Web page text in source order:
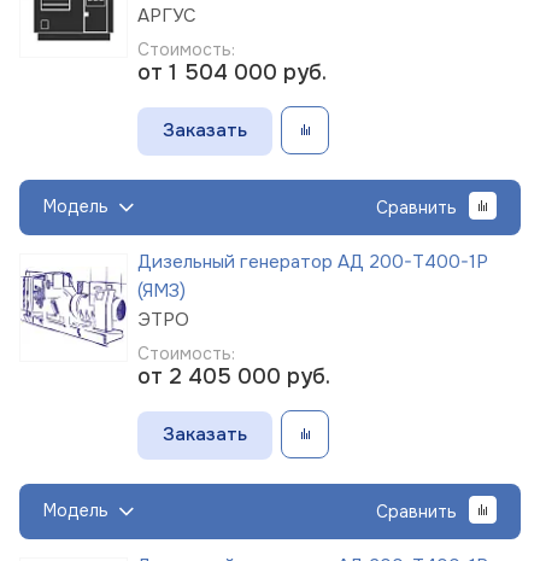
АРГУС
Стоимость:
от 1 504 000 руб.
Заказать
Модель Сравнить
Дизельный генератор АД 200-Т400-1Р
(ЯМЗ)
ЭТРО
Стоимость:
от 2 405 000 руб.
Заказать
Модель Сравнить